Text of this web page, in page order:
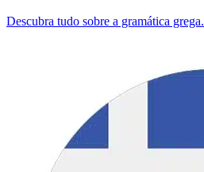
Descubra tudo sobre a gramática grega.